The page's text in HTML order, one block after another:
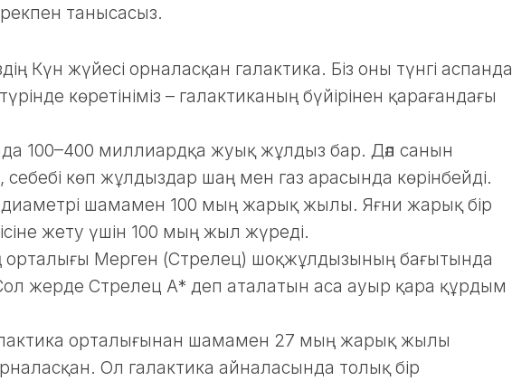
танысасыз.
Күн жүйесі орналасқан галактика. Біз оны түнгі аспанда
көретініміз – галактиканың бүйірінен қарағандағы
100–400 миллиардқа жуық жұлдыз бар. Дәл санын
көп жұлдыздар шаң мен газ арасында көрінбейді.
шамамен 100 мың жарық жылы. Яғни жарық бір
жету үшін 100 мың жыл жүреді.
орталығы Мерген (Стрелец) шоқжұлдызының бағытында
жерде Стрелец А* деп аталатын аса ауыр қара құрдым
орталығынан шамамен 27 мың жарық жылы
Ол галактика айналасында толық бір